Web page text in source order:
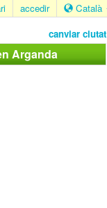
accedir Català
canviar ciutat
Arganda